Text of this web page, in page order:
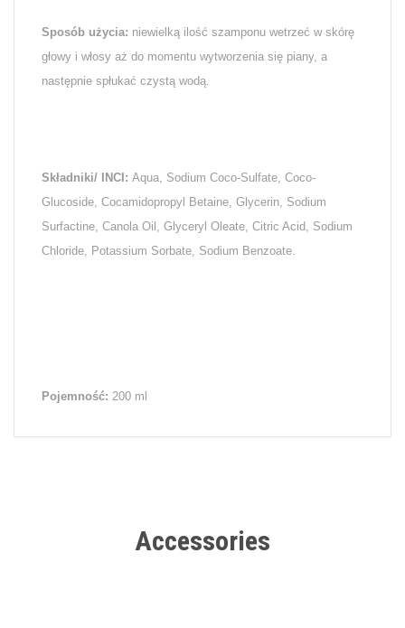
Sposób użycia: niewielką ilość szamponu wetrzeć w skórę
głowy i włosy aż do momentu wytworzenia się piany, a
następnie spłukać czystą wodą.
Składniki/ INCI: Aqua, Sodium Coco-Sulfate, Coco-
Glucoside, Cocamidopropyl Betaine, Glycerin, Sodium
Surfactine, Canola Oil, Glyceryl Oleate, Citric Acid, Sodium
Chloride, Potassium Sorbate, Sodium Benzoate.
Pojemność: 200 ml
Accessories